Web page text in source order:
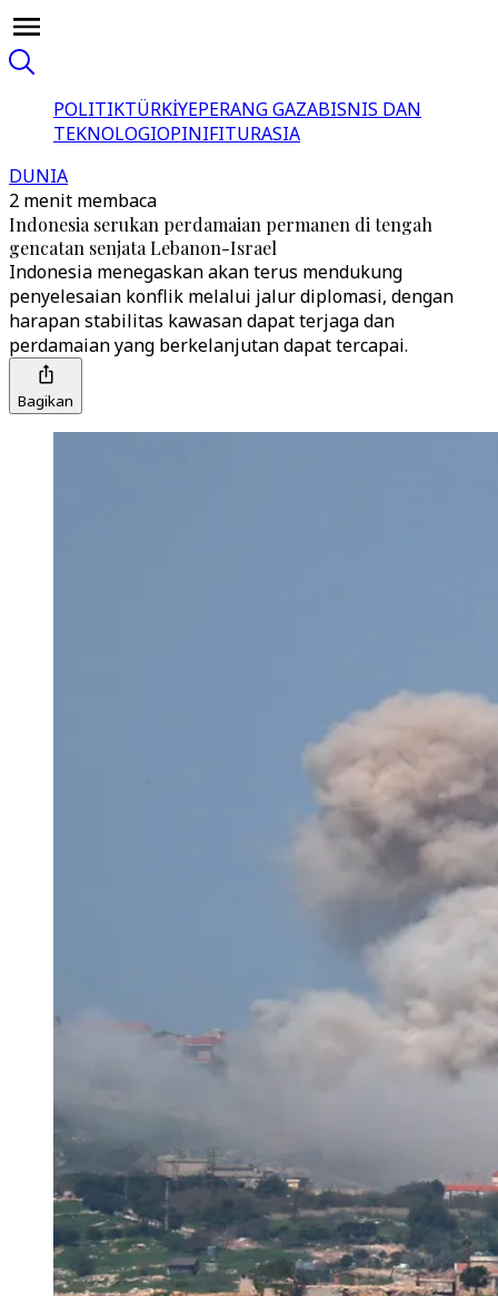
POLITIKTÜRKİYEPERANG GAZABISNIS DAN
TEKNOLOGIOPINIFITURASIA
DUNIA
2 menit membaca
Indonesia serukan perdamaian permanen di tengah
gencatan senjata Lebanon-Israel
Indonesia menegaskan akan terus mendukung
penyelesaian konflik melalui jalur diplomasi, dengan
harapan stabilitas kawasan dapat terjaga dan
perdamaian yang berkelanjutan dapat tercapai.
Bagikan